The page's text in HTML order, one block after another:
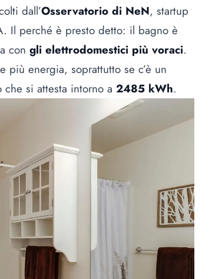
dall’Osservatorio di NeN, startup
Il perché è presto detto: il bagno è
con gli elettrodomestici più voraci.
più energia, soprattutto se c’è un
si attesta intorno a 2485 kWh.